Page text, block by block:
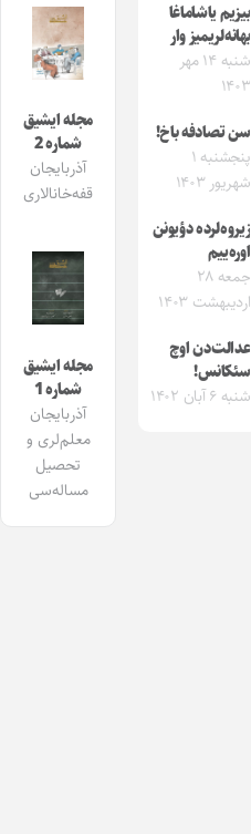
بیزیم یاشاماغا
بهانه‌لریمیز وار
شنبه ۱۴ مهر
۱۴۰۳
سن تصادفه باخ!
پنجشنبه ۱
شهریور ۱۴۰۳
زیروه‌لرده دؤیونن
اوره‌ییم
جمعه ۲۸
اردیبهشت ۱۴۰۳
عدالت‌دن اوچ
سئکانس!
شنبه ۶ آبان ۱۴۰۲
مجله ایشیق
شماره 2
آذربایجان
قفه‌خانالاری
مجله ایشیق
شماره 1
آذربایجان
معلم‌لری و
تحصیل
مساله‌سی